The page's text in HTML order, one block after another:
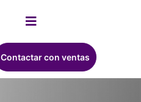
Contactar con ventas